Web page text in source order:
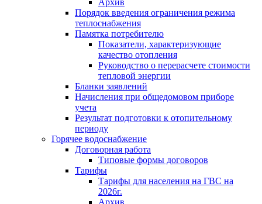
Архив
Порядок введения ограничения режима
теплоснабжения
Памятка потребителю
Показатели, характеризующие
качество отопления
Руководство о перерасчете стоимости
тепловой энергии
Бланки заявлений
Начисления при общедомовом приборе
учета
Результат подготовки к отопительному
периоду
Горячее водоснабжение
Договорная работа
Типовые формы договоров
Тарифы
Тарифы для населения на ГВС на
2026г.